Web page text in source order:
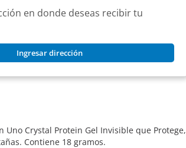
en donde deseas recibir tu
Ingresar dirección
4 en Uno Crystal Protein Gel
Uno Crystal Protein Gel Invisible que
Contiene 18 gramos.